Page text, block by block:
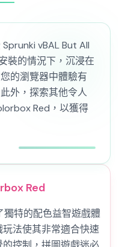
vBAL But All
裝的情況下，沉浸在
的瀏覽器中體驗有
外，探索其他令人
Red，以獲得
Red
獨特的配色益智遊戲體
法使其非常適合快速